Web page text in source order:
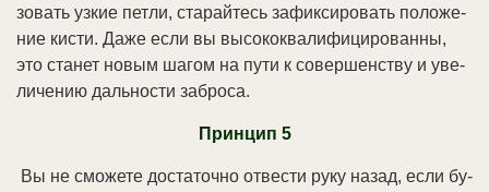
зо­вать уз­кие пет­ли, ста­рай­тесь за­фик­си­ро­вать по­ло­же­
ние кис­ти. Да­же ес­ли вы вы­со­ко­ква­ли­фи­ци­ро­ван­ны,
это ста­нет но­вым ша­гом на пу­ти к со­вер­шен­ст­ву и уве­
ли­че­нию даль­но­сти за­бро­са.
Прин­цип 5
Вы не смо­же­те дос­та­точ­но от­вес­ти ру­ку на­зад, ес­ли бу­